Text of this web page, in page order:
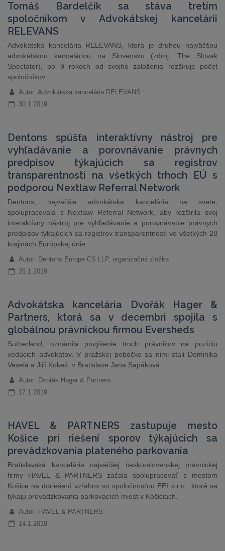
Tomáš Bardelčík sa stáva tretím
spoločníkom v Advokátskej kancelárii
RELEVANS
Advokátska kancelária RELEVANS, ktorá je druhou najväčšou
advokátskou kanceláriou na Slovensku (zdroj: The Slovak
Spectator), po 9 rokoch od svojho založenia rozširuje počet
spoločníkov.
Autor: Advokátska kancelária RELEVANS
30.1.2019
Dentons spúšťa interaktívny nástroj pre
vyhľadávanie a porovnávanie právnych
predpisov týkajúcich sa registrov
transparentnosti na všetkých trhoch EÚ s
podporou Nextlaw Referral Network
Dentons, najväčšia advokátska kancelária na svete,
spolupracovala s Nextlaw Referral Network, aby rozšírila svoj
interaktívny nástroj pre vyhľadávanie a porovnávanie právnych
predpisov týkajúcich sa registrov transparentnosti vo všetkých 28
krajinách Európskej únie.
Autor: Dentons Europe CS LLP, organizačná zložka
25.1.2019
Advokátska kancelária Dvořák Hager &
Partners, ktorá sa v decembri spojila s
globálnou právnickou firmou Eversheds
Sutherland, oznámila povýšenie troch právnikov na pozíciu
vedúcich advokátov. V pražskej pobočke sa nimi stali Dominika
Veselá a Jiří Kokeš, v Bratislave Jana Sapáková.
Autor: Dvořák Hager & Partners
17.1.2019
HAVEL & PARTNERS zastupuje mesto
Košice pri riešení sporov týkajúcich sa
prevádzkovania plateného parkovania
Bratislavská kancelária najväčšej česko-slovenskej právnickej
firmy HAVEL & PARTNERS začala spolupracovať s mestom
Košice na doriešení vzťahov so spoločnosťou EEI s.r.o., ktoré sa
týkajú prevádzkovania parkovacích miest v Košiciach.
Autor: HAVEL & PARTNERS
14.1.2019